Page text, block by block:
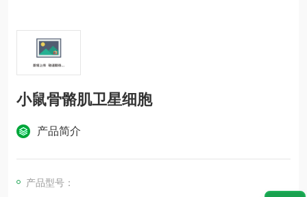
小鼠骨骼肌卫星细胞
产品简介
产品型号：